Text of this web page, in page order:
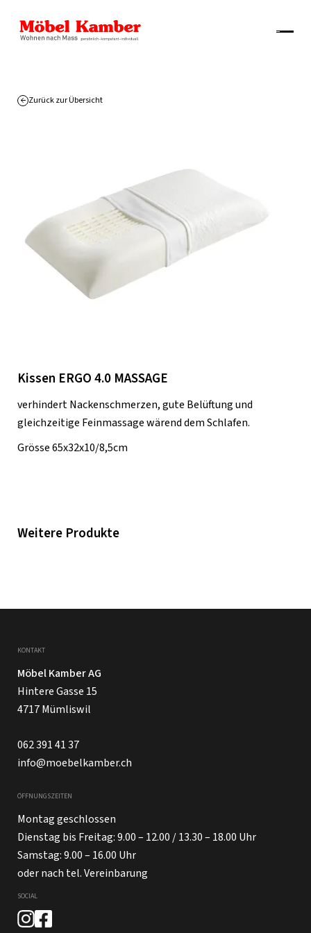
Zurück zur Übersicht
Kissen ERGO 4.0 MASSAGE
verhindert Nackenschmerzen, gute Belüftung und
gleichzeitige Feinmassage wärend dem Schlafen.
Grösse 65x32x10/8,5cm
Weitere Produkte
KONTAKT
Möbel Kamber AG
Hintere Gasse 15
4717 Mümliswil
062 391 41 37
info@moebelkamber.ch
ÖFFNUNGSZEITEN
Montag geschlossen
Dienstag bis Freitag: 9.00 – 12.00 / 13.30 – 18.00 Uhr
Samstag: 9.00 – 16.00 Uhr
oder nach tel. Vereinbarung
SOCIAL